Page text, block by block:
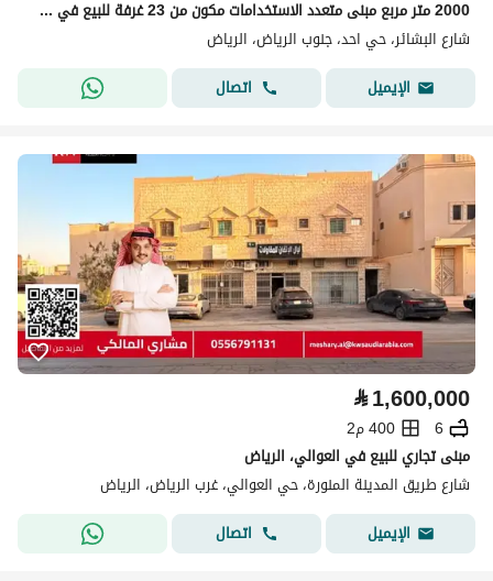
2000 متر مربع مبنى متعدد الاستخدامات مكون من 23 غرفة للبيع في Al Ahad، الرياض
شارع البشائر، حي احد، جنوب الرياض، الرياض
الإيميل
اتصال
⃁1,600,000
6
400 م2
مبنى تجاري للبيع في العوالي، الرياض
شارع طريق المدينة المنورة، حي العوالي، غرب الرياض، الرياض
الإيميل
اتصال